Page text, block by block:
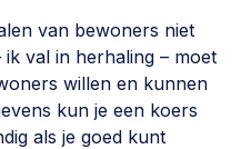
van bewoners niet
val in herhaling – moet
willen en kunnen
kun je een koers
als je goed kunt